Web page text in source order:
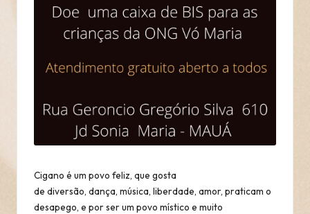
Cigano é um povo feliz, que gosta
de diversão, dança, música, liberdade, amor, praticam o
desapego, e por ser um povo místico e muito